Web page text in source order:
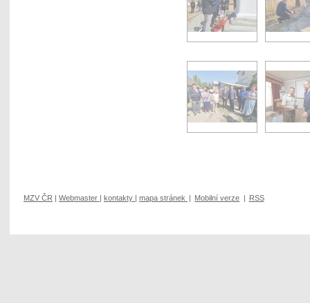
MZV ČR Webmaster kontakty mapa stránek Mobilní verze RSS